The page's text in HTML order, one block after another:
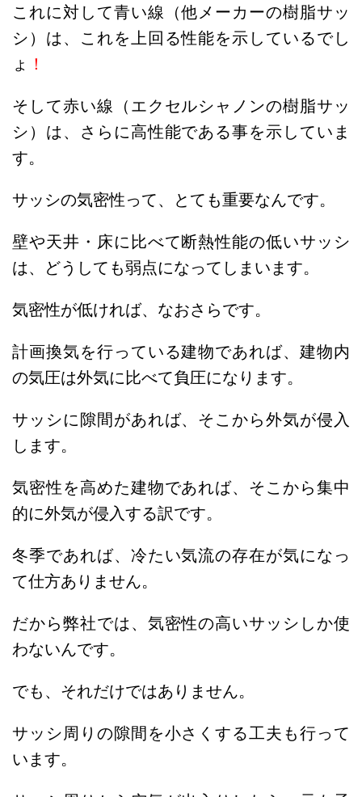
これに対して青い線（他メーカーの樹脂サッ
シ）は、これを上回る性能を示しているでし
ょ ！
そして赤い線（エクセルシャノンの樹脂サッ
シ）は、さらに高性能である事を示していま
す。
サッシの気密性って、とても重要なんです。
壁や天井・床に比べて断熱性能の低いサッシ
は、どうしても弱点になってしまいます。
気密性が低ければ、なおさらです。
計画換気を行っている建物であれば、建物内
の気圧は外気に比べて負圧になります。
サッシに隙間があれば、そこから外気が侵入
します。
気密性を高めた建物であれば、そこから集中
的に外気が侵入する訳です。
冬季であれば、冷たい気流の存在が気になっ
て仕方ありません。
だから弊社では、気密性の高いサッシしか使
わないんです。
でも、それだけではありません。
サッシ周りの隙間を小さくする工夫も行って
います。